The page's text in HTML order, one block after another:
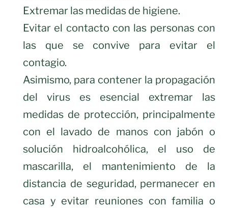
Extremar las medidas de higiene.
Evitar el contacto con las personas con
las que se convive para evitar el
contagio.
Asimismo, para contener la propagación
del virus es esencial extremar las
medidas de protección, principalmente
con el lavado de manos con jabón o
solución hidroalcohólica, el uso de
mascarilla, el mantenimiento de la
distancia de seguridad, permanecer en
casa y evitar reuniones con familia o